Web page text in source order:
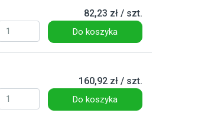
82,23 zł / szt.
Do koszyka
160,92 zł / szt.
Do koszyka